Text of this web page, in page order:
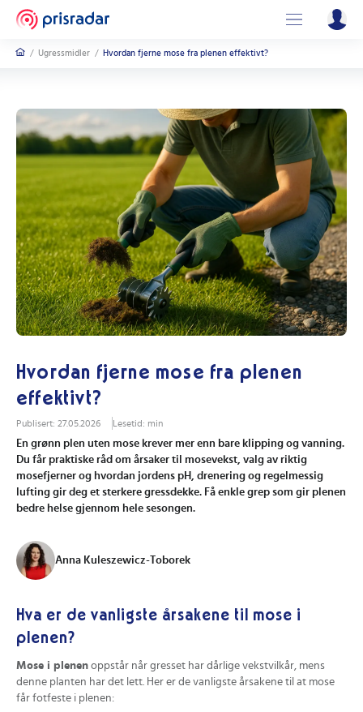
/ Ugressmidler / Hvordan fjerne mose fra plenen effektivt?
Hvordan fjerne mose fra plenen
effektivt?
Publisert: 27.05.2026 Lesetid: min
En grønn plen uten mose krever mer enn bare klipping og vanning.
Du får praktiske råd om årsaker til mosevekst, valg av riktig
mosefjerner og hvordan jordens pH, drenering og regelmessig
lufting gir deg et sterkere gressdekke. Få enkle grep som gir plenen
bedre helse gjennom hele sesongen.
Anna Kuleszewicz-Toborek
Hva er de vanligste årsakene til mose i
plenen?
Mose i plenen oppstår når gresset har dårlige vekstvilkår, mens
denne planten har det lett. Her er de vanligste årsakene til at mose
får fotfeste i plenen: